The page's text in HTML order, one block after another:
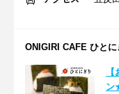
ONIGIRI CAFE ひと
ン